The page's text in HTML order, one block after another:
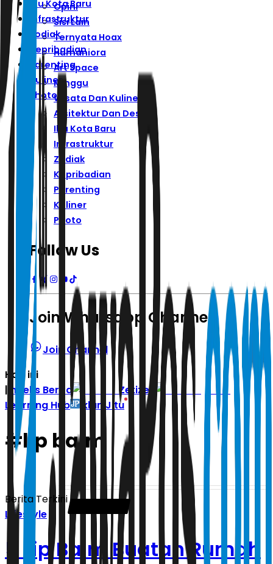
Ibu Kota Baru
Infrastruktur
Zodiak
Kepribadian
Parenting
Kuliner
Photo
Opini
Sisi Lain
Ternyata Hoax
Humaniora
Art Space
Minggu
Wisata Dan Kuliner
Arsitektur Dan Desain
Ibu Kota Baru
Infrastruktur
Zodiak
Kepribadian
Parenting
Kuliner
Photo
Follow Us
Join Whatsapp Channel
Join Channel
Hari ini
| Indeks Berita
Zetizen
Learning Hub
Iklan Jitu
#lip balm
Berita Terkini
Lifestyle
5 Lip Balm Buatan Rumah